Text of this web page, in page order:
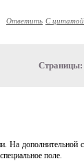
Ответить С цитатой
Страницы:
На дополнительной
поле.